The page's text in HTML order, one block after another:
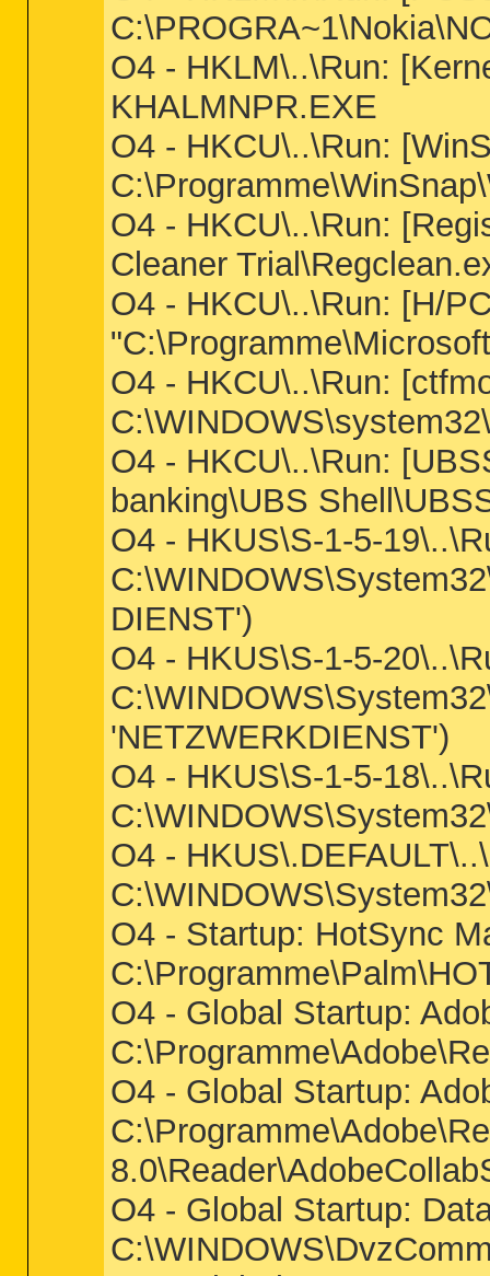
O4 - HKLM\..\Run:
KHALMNPR.EXE
O4 - HKCU\..\Run:
O4 - HKCU\..\Run:
Cleaner
O4 - HKCU\..\Run: [H/
O4 - HKCU\..\Run:
O4 - HKCU\..\Run:
banking\UBS
O4 - HKUS\S-1-5-
DIENST')
O4 - HKUS\S-1-5-
'NETZWERKDIENST')
O4 - HKUS\S-1-5-
O4 -
O4 - Startup: HotSync
O4 - Global Startup:
O4 - Global Startup:
O4 - Global Startup: